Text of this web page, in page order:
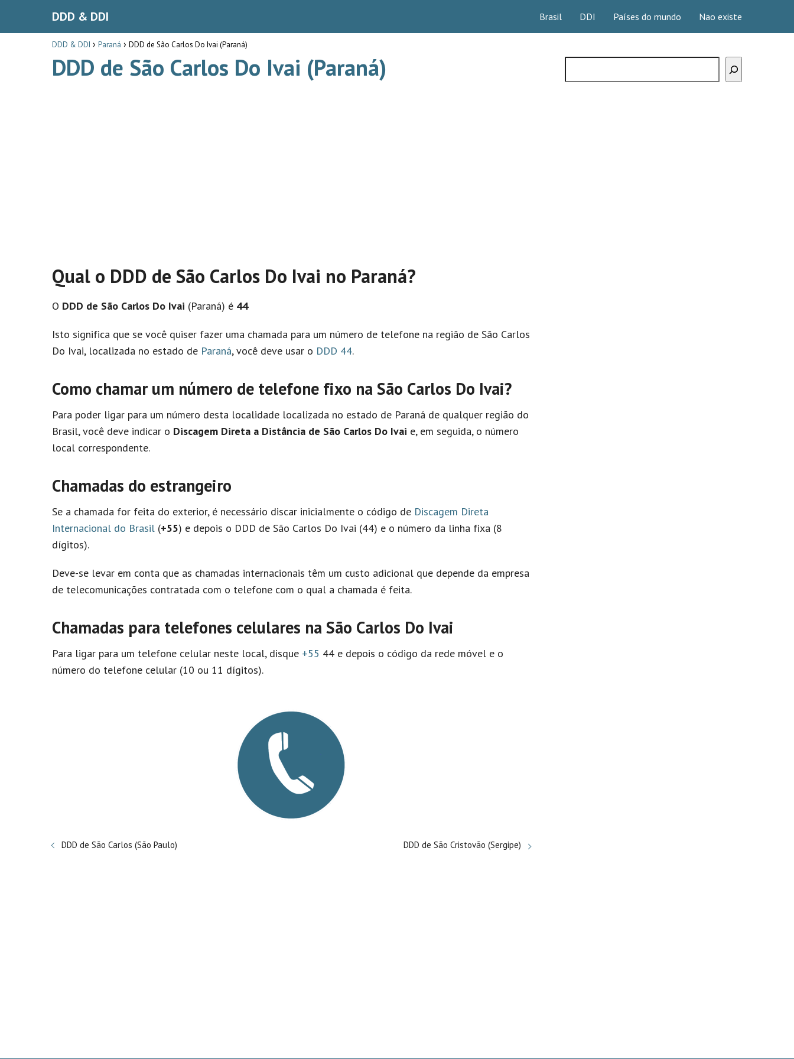
DDD & DDI Brasil DDI Países do mundo Nao existe
DDD & DDI Paraná DDD de São Carlos Do Ivai (Paraná)
DDD de São Carlos Do Ivai (Paraná)
Qual o DDD de São Carlos Do Ivai no Paraná?
O DDD de São Carlos Do Ivai (Paraná) é 44
Isto significa que se você quiser fazer uma chamada para um número de telefone na região de São Carlos
Do Ivai, localizada no estado de Paraná, você deve usar o DDD 44.
Como chamar um número de telefone fixo na São Carlos Do Ivai?
Para poder ligar para um número desta localidade localizada no estado de Paraná de qualquer região do
Brasil, você deve indicar o Discagem Direta a Distância de São Carlos Do Ivai e, em seguida, o número
local correspondente.
Chamadas do estrangeiro
Se a chamada for feita do exterior, é necessário discar inicialmente o código de Discagem Direta
Internacional do Brasil (+55) e depois o DDD de São Carlos Do Ivai (44) e o número da linha fixa (8
dígitos).
Deve-se levar em conta que as chamadas internacionais têm um custo adicional que depende da empresa
de telecomunicações contratada com o telefone com o qual a chamada é feita.
Chamadas para telefones celulares na São Carlos Do Ivai
Para ligar para um telefone celular neste local, disque +55 44 e depois o código da rede móvel e o
número do telefone celular (10 ou 11 dígitos).
DDD de São Carlos (São Paulo) DDD de São Cristovão (Sergipe)